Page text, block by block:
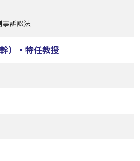
事訴訟法
）・特任教授